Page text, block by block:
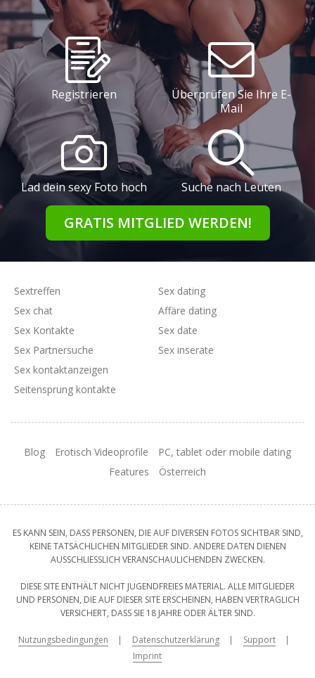
Registrieren
Überprüfen Sie Ihre E-
Mail
Lad dein sexy Foto hoch Suche nach Leuten
GRATIS MITGLIED WERDEN!
Sextreffen
Sex chat
Sex Kontakte
Sex dating
Affäre dating
Sex date
Sex Partnersuche
Sex kontaktanzeigen
Seitensprung kontakte
Sex inserate
Blog Erotisch Videoprofile
PC, tablet oder mobile dating
Features
Österreich
ES KANN SEIN, DASS PERSONEN, DIE AUF DIVERSEN FOTOS SICHTBAR SIND,
KEINE TATSÄCHLICHEN MITGLIEDER SIND. ANDERE DATEN DIENEN
AUSSCHLIESSLICH VERANSCHAULICHENDEN ZWECKEN.
DIESE SITE ENTHÄLT NICHT JUGENDFREIES MATERIAL. ALLE MITGLIEDER
UND PERSONEN, DIE AUF DIESER SITE ERSCHEINEN, HABEN VERTRAGLICH
VERSICHERT, DASS SIE 18 JAHRE ODER ÄLTER SIND.
Nutzungsbedingungen Datenschutzerklärung
Support
Imprint